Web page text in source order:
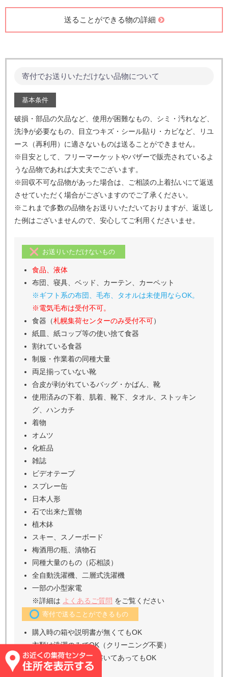
送ることができる物の詳細
寄付でお送りいただけない品物について
基本条件
破損・部品の欠品など、使用が困難なもの、シミ・汚れなど、
洗浄が必要なもの、目立つキズ・シール貼り・カビなど、
リユ
ース（再利用）に適さないものは送ることができません。
※目安として、フリーマーケットやバザーで販売されているよ
うな品物であれば大丈夫でございます。
※回収不可な品物があった場合は、ご相談の上着払いにて返送
させていただく場合がございますのでご了承ください。
※これまで多数の品物をお送りいただいておりますが、返送し
た例はございませんので、安心してご利用くださいませ。
お送りいただけないもの
食品、液体
布団、寝具、ベッド、カーテン、カーペット
※ギフト系の布団、毛布、タオルは未使用ならOK。
※電気毛布は受付不可。
食器（札幌集荷センターのみ受付不可）
紙皿、紙コップ等の使い捨て食器
割れている食器
制服・作業着の同種大量
両足揃っていない靴
合皮が剥がれているバッグ・かばん、靴
使用済みの下着、肌着、靴下、タオル、ストッキン
グ、ハンカチ
着物
オムツ
化粧品
雑誌
ビデオテープ
スプレー缶
日本人形
石で出来た置物
植木鉢
スキー、スノーボード
梅酒用の瓶、漬物石
同種大量のもの（応相談）
全自動洗濯機、二層式洗濯機
一部の小型家電
※詳細は よくあるご質問 をご覧ください
寄付で送ることができるもの
購入時の箱や説明書が無くてもOK
衣類は洗濯のみでOK（クリーニング不要）
衣類のタグに名前が書いてあってもOK
ノーブランド大歓迎